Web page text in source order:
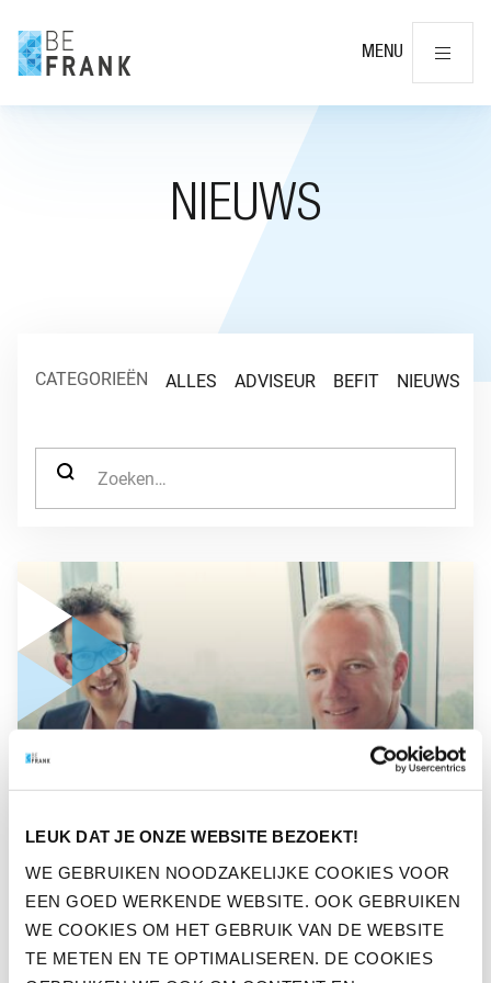
LEUK DAT JE ONZE WEBSITE BEZOEKT!
WE GEBRUIKEN NOODZAKELIJKE COOKIES VOOR
EEN GOED WERKENDE WEBSITE. OOK GEBRUIKEN
WE COOKIES OM HET GEBRUIK VAN DE WEBSITE
TE METEN EN TE OPTIMALISEREN. DE COOKIES
MENU
NIEUWS
CATEGORIEËN ALLES ADVISEUR BEFIT NIEUWS
ZOEK NAAR:
GA NAAR “KEMPEN CAPITAL MANAGEMENT EN BEFRANK
KEMPEN CAPITAL
MANAGEMENT EN BEFRANK
BIEDEN GEZAMENLIJKE
PENSIOENOPLOSSING